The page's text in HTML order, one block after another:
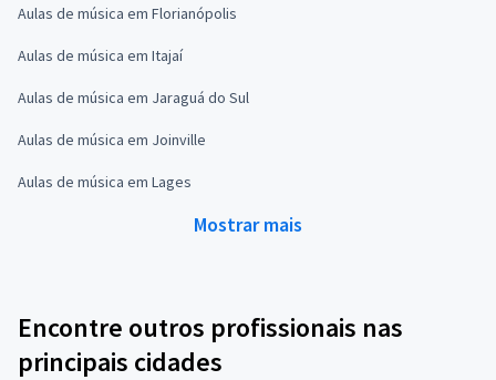
Aulas de música em Florianópolis
Aulas de música em Itajaí
Aulas de música em Jaraguá do Sul
Aulas de música em Joinville
Aulas de música em Lages
Mostrar mais
Encontre outros profissionais nas
principais cidades